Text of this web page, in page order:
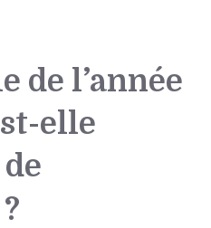
de l’année
elle